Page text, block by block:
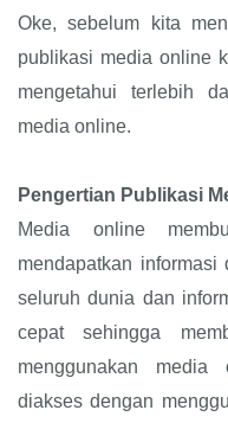
Oke, sebelum kita
publikasi media online
mengetahui terlebih
media online.
Pengertian Publikasi
Media online
mendapatkan
seluruh dunia dan
cepat sehingga
menggunakan
diakses dengan